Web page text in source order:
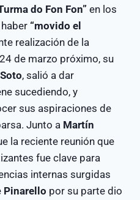
do Fon Fon” en los
“movido el
realización de la
de marzo próximo, su
, salió a dar
sucediendo, y
sus aspiraciones de
Junto a Martín
la reciente reunión que
fue clave para
internas surgidas
Pinarello por su parte dio